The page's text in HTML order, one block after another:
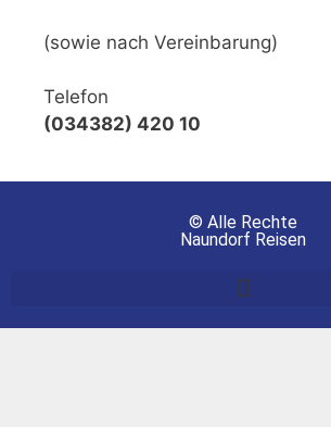
(sowie nach Vereinbarung)
Telefon
(034382) 420 10
© Alle Rechte
Naundorf Reisen